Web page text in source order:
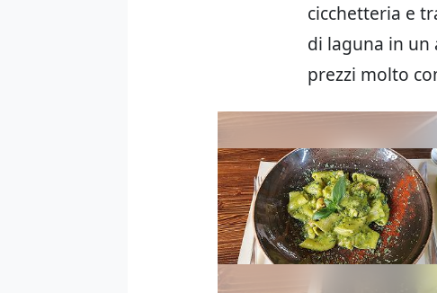
cicchetteria e
di laguna in
prezzi molto